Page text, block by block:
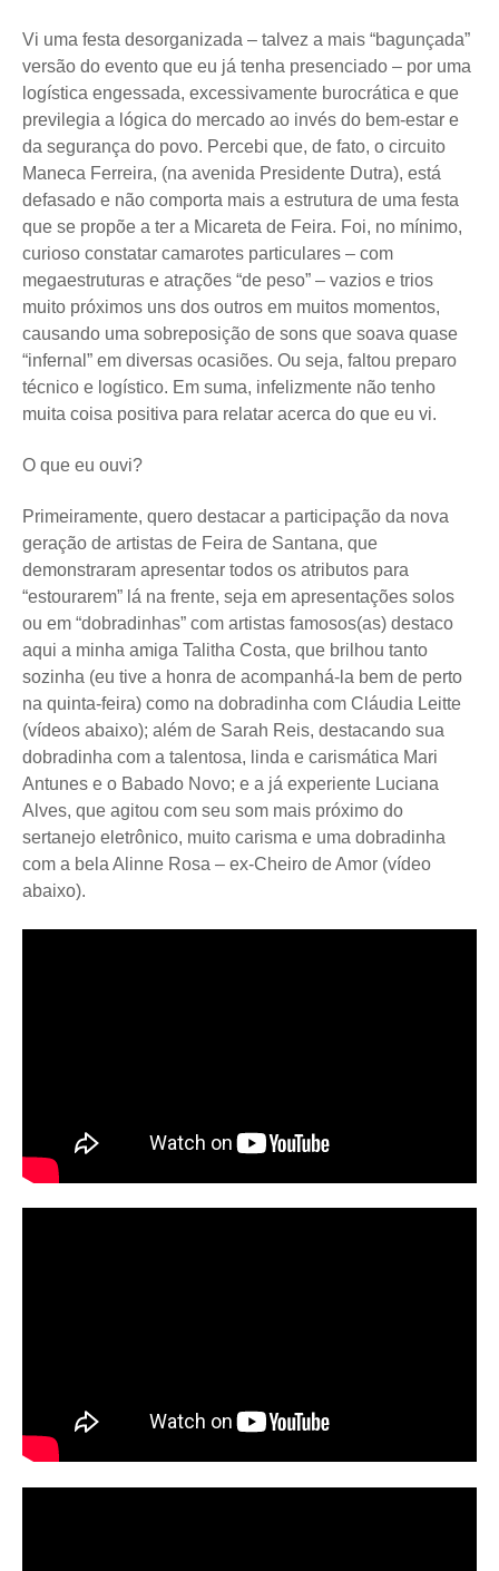
Vi uma festa desorganizada – talvez a mais “bagunçada”
versão do evento que eu já tenha presenciado – por uma
logística engessada, excessivamente burocrática e que
previlegia a lógica do mercado ao invés do bem-estar e
da segurança do povo. Percebi que, de fato, o circuito
Maneca Ferreira, (na avenida Presidente Dutra), está
defasado e não comporta mais a estrutura de uma festa
que se propõe a ter a Micareta de Feira. Foi, no mínimo,
curioso constatar camarotes particulares – com
megaestruturas e atrações “de peso” – vazios e trios
muito próximos uns dos outros em muitos momentos,
causando uma sobreposição de sons que soava quase
“infernal” em diversas ocasiões. Ou seja, faltou preparo
técnico e logístico. Em suma, infelizmente não tenho
muita coisa positiva para relatar acerca do que eu vi.
O que eu ouvi?
Primeiramente, quero destacar a participação da nova
geração de artistas de Feira de Santana, que
demonstraram apresentar todos os atributos para
“estourarem” lá na frente, seja em apresentações solos
ou em “dobradinhas” com artistas famosos(as) destaco
aqui a minha amiga Talitha Costa, que brilhou tanto
sozinha (eu tive a honra de acompanhá-la bem de perto
na quinta-feira) como na dobradinha com Cláudia Leitte
(vídeos abaixo); além de Sarah Reis, destacando sua
dobradinha com a talentosa, linda e carismática Mari
Antunes e o Babado Novo; e a já experiente Luciana
Alves, que agitou com seu som mais próximo do
sertanejo eletrônico, muito carisma e uma dobradinha
com a bela Alinne Rosa – ex-Cheiro de Amor (vídeo
abaixo).